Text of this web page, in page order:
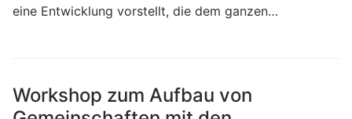
eine Entwicklung vorstellt, die dem ganzen…
Workshop zum Aufbau von